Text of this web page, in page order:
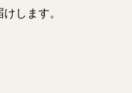
します。